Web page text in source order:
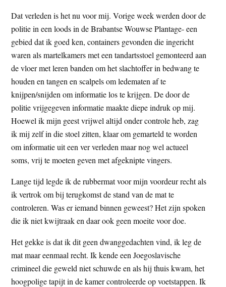
Dat verleden is het nu voor mij. Vorige week werden door de
politie in een loods in de Brabantse Wouwse Plantage- een
gebied dat ik goed ken, containers gevonden die ingericht
waren als martelkamers met een tandartsstoel gemonteerd aan
de vloer met leren banden om het slachtoffer in bedwang te
houden en tangen en scalpels om ledematen af te
knijpen/snijden om informatie los te krijgen. De door de
politie vrijgegeven informatie maakte diepe indruk op mij.
Hoewel ik mijn geest vrijwel altijd onder controle heb, zag
ik mij zelf in die stoel zitten, klaar om gemarteld te worden
om informatie uit een ver verleden maar nog wel actueel
soms, vrij te moeten geven met afgeknipte vingers.
Lange tijd legde ik de rubbermat voor mijn voordeur recht als
ik vertrok om bij terugkomst de stand van de mat te
controleren. Was er iemand binnen geweest? Het zijn spoken
die ik niet kwijtraak en daar ook geen moeite voor doe.
Het gekke is dat ik dit geen dwanggedachten vind, ik leg de
mat maar eenmaal recht. Ik kende een Joegoslavische
crimineel die geweld niet schuwde en als hij thuis kwam, het
hoogpolige tapijt in de kamer controleerde op voetstappen. Ik